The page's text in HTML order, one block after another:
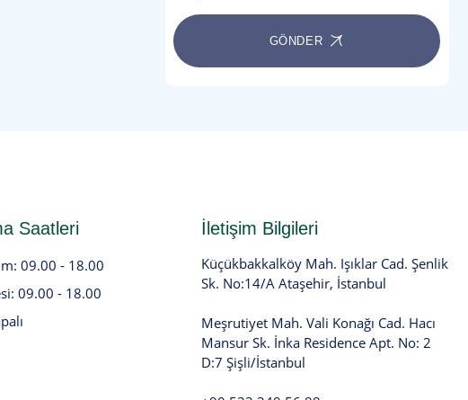
GÖNDER
Saatleri
09.00 - 18.00
09.00 - 18.00
İletişim Bilgileri
Küçükbakkalköy Mah. Işıklar Cad. Şenlik
Sk. No:14/A Ataşehir, İstanbul
Meşrutiyet Mah. Vali Konağı Cad. Hacı
Mansur Sk. İnka Residence Apt. No: 2
D:7 Şişli/İstanbul